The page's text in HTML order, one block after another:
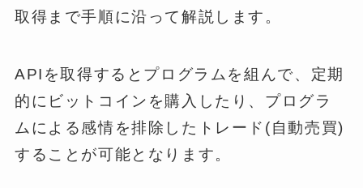
取得まで手順に沿って解説します。
APIを取得するとプログラムを組んで、定期
的にビットコインを購入したり、プログラ
ムによる感情を排除したトレード(自動売買)
することが可能となります。